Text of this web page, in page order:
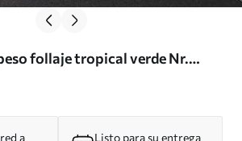
follaje tropical verde Nr.
a
Listo para su entrega